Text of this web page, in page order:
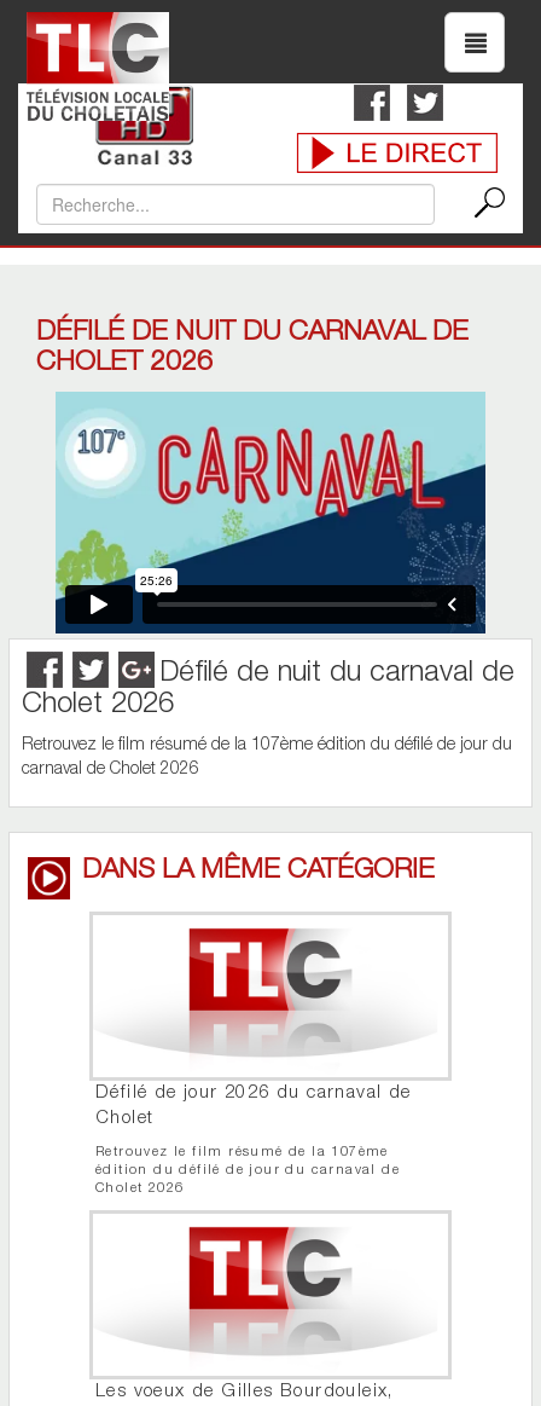
DÉFILÉ DE NUIT DU CARNAVAL DE
CHOLET 2026
Défilé de nuit du carnaval de
Cholet 2026
Retrouvez le film résumé de la 107ème édition du défilé de jour du
carnaval de Cholet 2026
DANS LA MÊME CATÉGORIE
Défilé de jour 2026 du carnaval de
Cholet
Retrouvez le film résumé de la 107ème
édition du défilé de jour du carnaval de
Cholet 2026
Les voeux de Gilles Bourdouleix,